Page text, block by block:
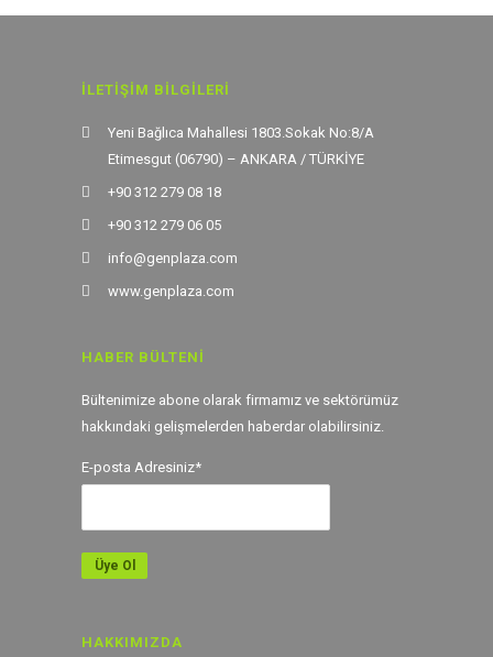
İLETIŞIM BILGILERI
Yeni Bağlıca Mahallesi 1803.Sokak No:8/A
Etimesgut (06790) – ANKARA / TÜRKİYE
+90 312 279 08 18
+90 312 279 06 05
info@genplaza.com
www.genplaza.com
HABER BÜLTENI
Bültenimize abone olarak firmamız ve sektörümüz
hakkındaki gelişmelerden haberdar olabilirsiniz.
E-posta Adresiniz*
HAKKIMIZDA